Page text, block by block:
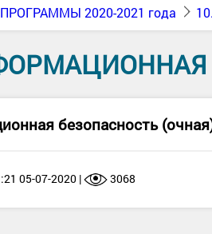
2020-2021 года
безопасность
05-07-2020 | 3068